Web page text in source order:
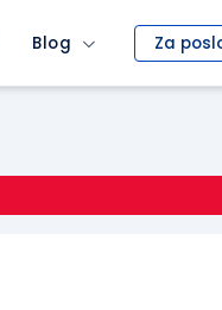
Blog Za